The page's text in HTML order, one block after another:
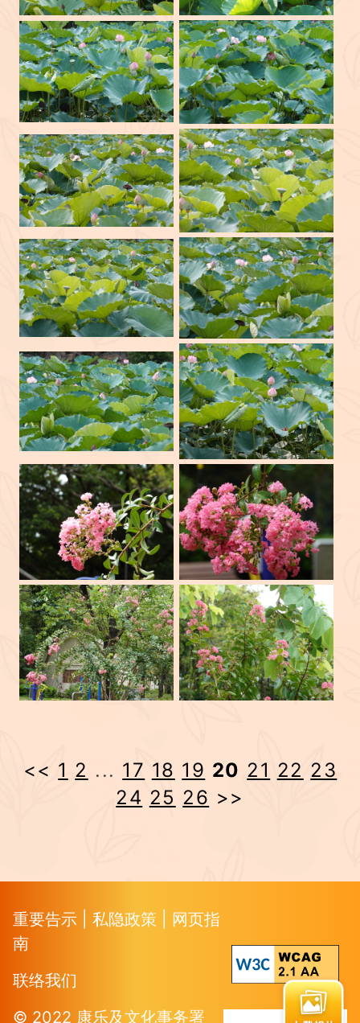
<< 1 2 ... 17 18 19 20 21 22 23
24 25 26 >>
重要告示 私隐政策
网页指
南
联络我们
© 2022 康乐及文化事务署